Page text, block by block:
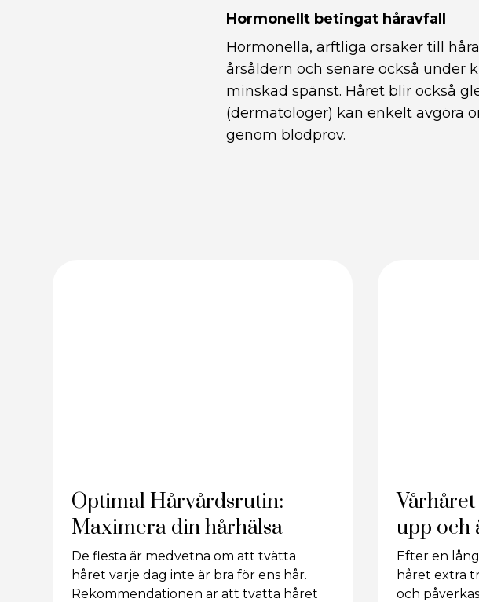
Hormonellt betingat håravfall
Hormonella, ärftliga orsaker till
årsåldern och senare också
minskad spänst. Håret blir också
(dermatologer) kan enkelt avgöra
genom blodprov.
Optimal Hårvårdsrutin:
Maximera din hårhälsa
De flesta är medvetna om att tvätta
håret varje dag inte är bra för ens hår.
Rekommendationen är att tvätta håret
upp och
Efter en
håret extra
och